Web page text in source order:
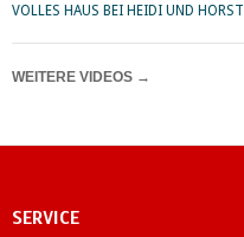
VOLLES HAUS BEI HEIDI UND HORST
WEITERE VIDEOS →
SERVICE